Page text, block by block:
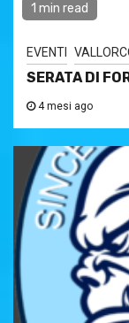
1 min read
EVENTI
SERATA DI
4 mesi ago